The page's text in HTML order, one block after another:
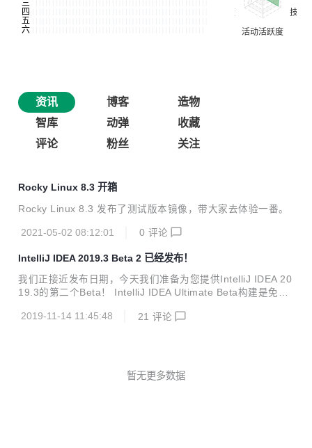
资讯 博客
造物
智库
动弹
收藏
评论
粉丝 关注
Rocky Linux 8.3 开箱
Rocky Linux 8.3 发布了测试版本镜像，带大家去体验一番。
2021-05-02 08:12:01 0 评论
IntelliJ IDEA 2019.3 Beta 2 已经发布！
我们正接近发布日期，今天我们准备为您提供IntelliJ IDEA 20
19.3的第二个Beta！ IntelliJ IDEA Ultimate Beta构建是免费
将到来的IntelliJ IDEA 2019.3进行最后润色，并且此版本进行
的未来版本之一中提供它。 说到“版本控制”子系统中的更改，
2019-11-14 11:45:48 21 评论
暂无更多数据